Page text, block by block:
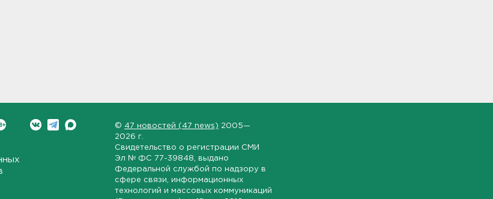
© 47 новостей (47 news) 2005—
2026 г.
Свидетельство о регистрации СМИ
Эл № ФС 77-39848 , выдано
Федеральной службой по надзору в
сфере связи, информационных
технологий и массовых коммуникаций